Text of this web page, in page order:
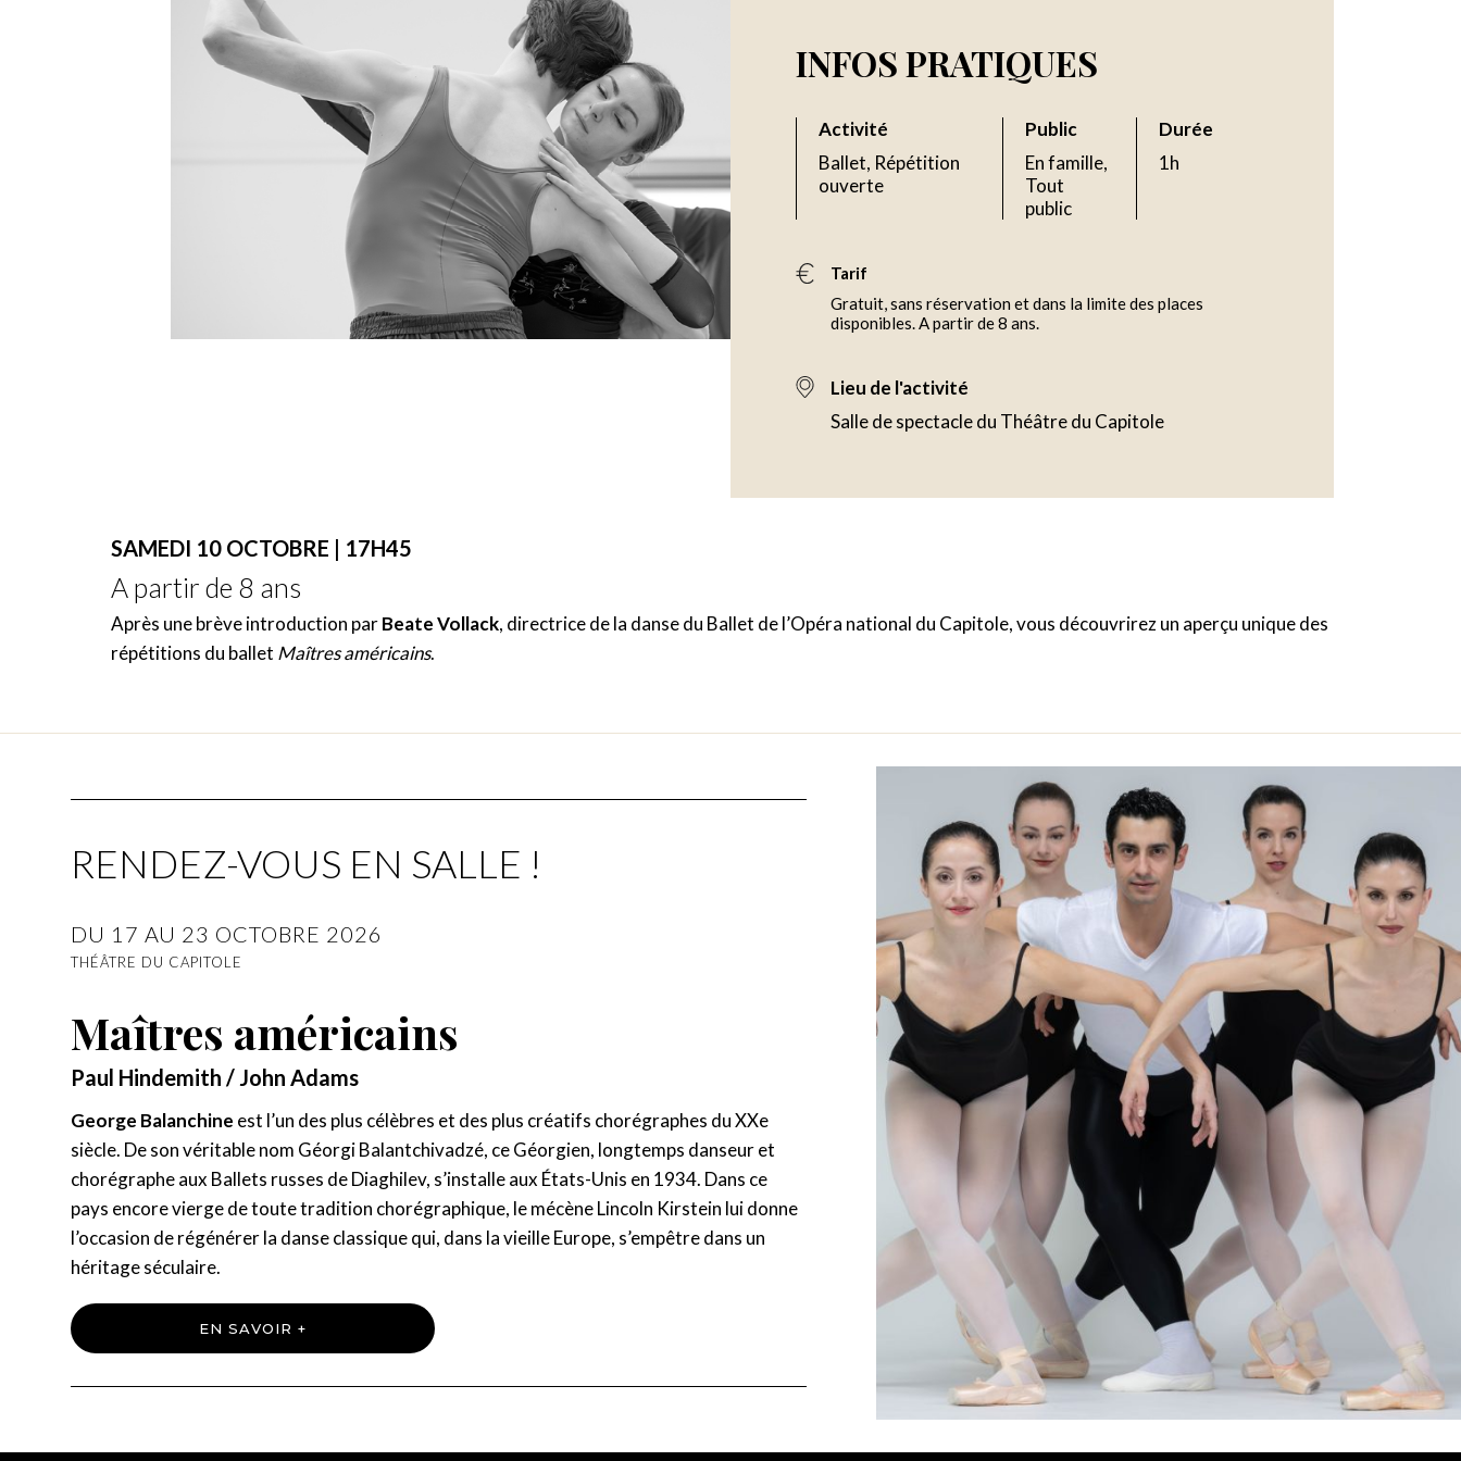
INFOS PRATIQUES
Activité
Ballet, Répétition
ouverte
Public
En famille,
Tout
public
Durée
1h
Tarif
Gratuit, sans réservation et dans la limite des places
disponibles. A partir de 8 ans.
Lieu de l'activité
Salle de spectacle du Théâtre du Capitole
SAMEDI 10 OCTOBRE | 17H45
A partir de 8 ans
Après une brève introduction parBeate Vollack, directrice de la danse du Ballet de l’Opéra national du Capitole, vous découvrirez un aperçu unique des
répétitions du ballet Maîtres américains.
RENDEZ-VOUS EN SALLE !
DU 17 AU 23 OCTOBRE 2026
THÉÂTRE DU CAPITOLE
Maîtres américains
Paul Hindemith / John Adams
George Balanchine est l’un des plus célèbres et des plus créatifs chorégraphes du XXe
siècle. De son véritable nom Géorgi Balantchivadzé, ce Géorgien, longtemps danseur et
chorégraphe aux Ballets russes de Diaghilev, s’installe aux États-Unis en 1934. Dans ce
pays encore vierge de toute tradition chorégraphique, le mécène Lincoln Kirstein lui donne
l’occasion de régénérer la danse classique qui, dans la vieille Europe, s’empêtre dans un
héritage séculaire.
EN SAVOIR +